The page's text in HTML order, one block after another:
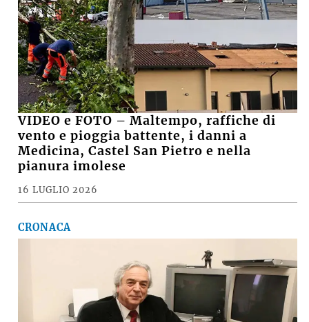
lascia: «Ora potrà ambire a nuovi traguardi, ma
continuerò a essere un tifoso»
SUZANAsu
Crolla il muro di una casa abbandonata, grave
15enne
Le notizie più lette
CRONACA, SABATO SERA +